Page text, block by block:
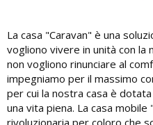
La casa "Caravan" è una
vogliono vivere in unità con
non vogliono rinunciare al
impegniamo per il massimo
per cui la nostra casa è
una vita piena. La casa mobile
rivoluzionaria per coloro che